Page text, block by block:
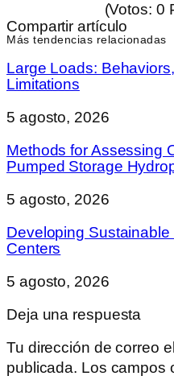
(Votos: 0
Compartir artículo
Más tendencias relacionadas
Large Loads:
Limitations
5 agosto, 2026
Methods for Assessing
Pumped Storage
5 agosto, 2026
Developing
Centers
5 agosto, 2026
Deja una respuesta
Tu dirección de correo
publicada. Los campos